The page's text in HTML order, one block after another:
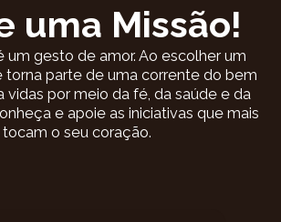
uma Missão!
um gesto de amor. Ao escolher um
torna parte de uma corrente do bem
vidas por meio da fé, da saúde e da
e apoie as iniciativas que mais
tocam o seu coração.